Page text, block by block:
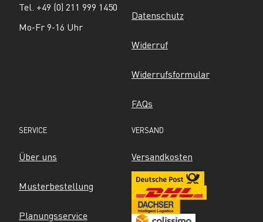
Tel. +49 (0) 211 999 1450
Mo-Fr 9-16 Uhr
Datenschutz
Widerruf
Widerrufsformular
FAQs
SERVICE
Über uns
Musterbestellung
Planungsservice
VERSAND
Versandkosten